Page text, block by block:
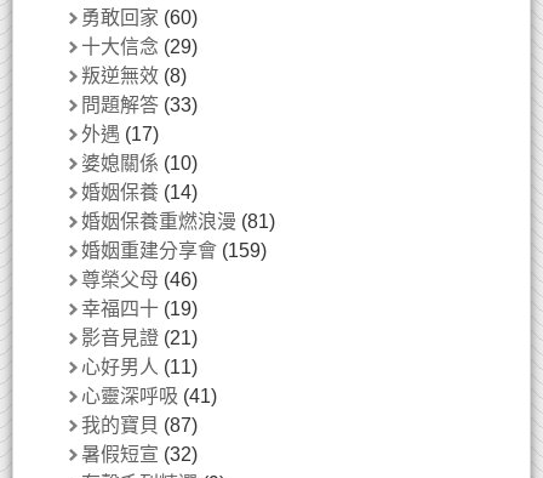
勇敢回家 (60)
十大信念 (29)
叛逆無效 (8)
問題解答 (33)
外遇 (17)
婆媳關係 (10)
婚姻保養 (14)
婚姻保養重燃浪漫 (81)
婚姻重建分享會 (159)
尊榮父母 (46)
幸福四十 (19)
影音見證 (21)
心好男人 (11)
心靈深呼吸 (41)
我的寶貝 (87)
暑假短宣 (32)